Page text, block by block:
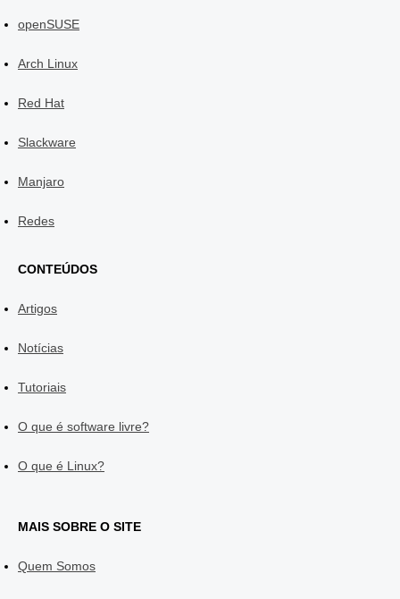
openSUSE
Arch Linux
Red Hat
Slackware
Manjaro
Redes
CONTEÚDOS
Artigos
Notícias
Tutoriais
O que é software livre?
O que é Linux?
MAIS SOBRE O SITE
Quem Somos